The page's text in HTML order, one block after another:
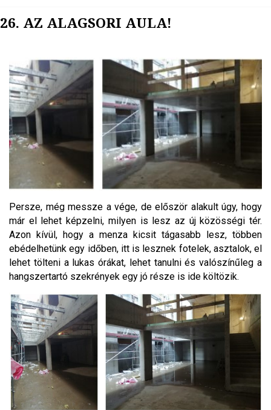
26. AZ ALAGSORI AULA!
Persze, még messze a vége, de először alakult úgy, hogy
már el lehet képzelni, milyen is lesz az új közösségi tér.
Azon kívül, hogy a menza kicsit tágasabb lesz, többen
ebédelhetünk egy időben, itt is lesznek fotelek, asztalok, el
lehet tölteni a lukas órákat, lehet tanulni és valószínűleg a
hangszertartó szekrények egy jó része is ide költözik.